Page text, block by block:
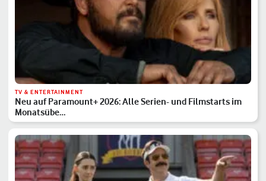
TV & ENTERTAINMENT
Neu auf Paramount+ 2026: Alle Serien- und Filmstarts im
Monatsübe…